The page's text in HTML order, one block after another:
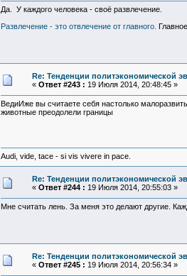
Да. У каждого человека - своё развлечение.
Развлечение - это отвлечение от главного.
Re: Тенденции политэкономической
« Ответ #243 : 19 Июля 2014, 20:48:45 »
ВедиИже вы считаете себя настолько
животные преодолели границы
Audi, vide, tace - si vis vivere in pace.
Re: Тенденции политэкономической
« Ответ #244 : 19 Июля 2014, 20:55:03 »
Мне считать лень. За меня это делают другие.
Re: Тенденции политэкономической
« Ответ #245 : 19 Июля 2014, 20:56:34 »